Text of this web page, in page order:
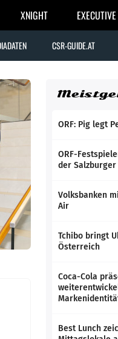
XNIGHT
CSR-GUIDE.AT
ORF: Pig legt
ORF-
der
Volksbanken
Air
Tchibo bringt
Österreich
Coca-Cola
Best Lunch